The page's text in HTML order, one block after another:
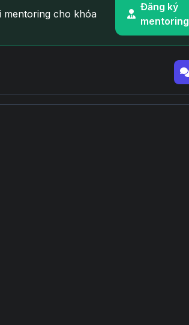
mentoring cho khóa
Đăng ký
mentoring